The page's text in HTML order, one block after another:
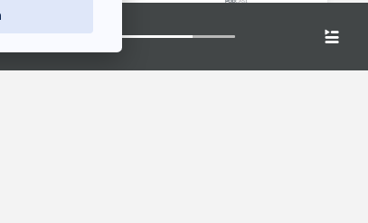
ควบรวมกิจการมือถือ
และประมูลคลื่นใหม่มีผู้
ประกอบการแค่ 2 เจ้า
ภูมิคุ้มกัน
ทำภารกิจ เสียหาย 6
ภูมิคุ้มกัน